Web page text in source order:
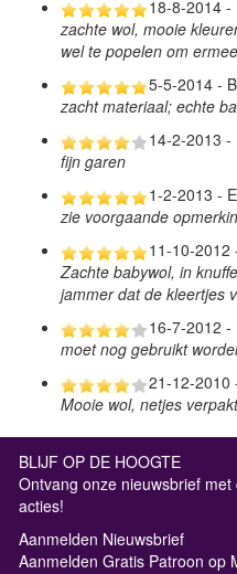
18-8-2014 -
zachte wol, mooie
wel te popelen om
5-5-2014 -
zacht materiaal; echte
14-2-2013 -
fijn garen
1-2-2013 -
zie voorgaande
11-10-2012
Zachte babywol, in
jammer dat de kleertjes
16-7-2012 -
moet nog gebruikt
21-12-2010
Mooie wol, netjes verpakt
BLIJF OP DE HOOGTE
Ontvang onze nieuwsbrief
acties!
Aanmelden Nieuwsbrief
Aanmelden Gratis Patroon op